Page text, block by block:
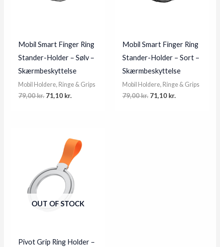
Mobil Smart Finger Ring
Stander-Holder – Sølv –
Skærmbeskyttelse
Mobil Holdere, Ringe & Grips
79,00kr. Original
71,10 kr.
Mobil Smart Finger Ring
Stander-Holder – Sort –
Skærmbeskyttelse
Mobil Holdere, Ringe & Grips
79,00kr. Original
71,10 kr.
OUT OF STOCK
Pivot Grip Ring Holder –